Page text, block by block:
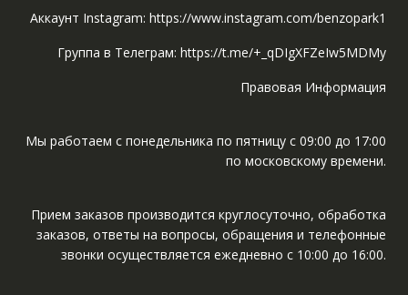
Аккаунт Instagram: https://www.instagram.com/benzopark1
Группа в Телеграм: https://t.me/+_qDIgXFZeIw5MDMy
Правовая Информация
Мы работаем с понедельника по пятницу с 09:00 до 17:00
по московскому времени.
Прием заказов производится круглосуточно, обработка
заказов, ответы на вопросы, обращения и телефонные
звонки осуществляется ежедневно с 10:00 до 16:00.